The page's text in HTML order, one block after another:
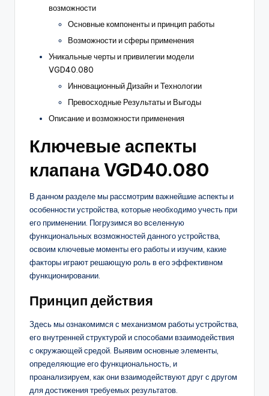
возможности
Основные компоненты и принцип работы
Возможности и сферы применения
Уникальные черты и привилегии модели
VGD40.080
Инновационный Дизайн и Технологии
Превосходные Результаты и Выгоды
Описание и возможности применения
Ключевые аспекты
клапана VGD40.080
В данном разделе мы рассмотрим важнейшие аспекты и
особенности устройства, которые необходимо учесть при
его применении. Погрузимся во вселенную
функциональных возможностей данного устройства,
освоим ключевые моменты его работы и изучим, какие
факторы играют решающую роль в его эффективном
функционировании.
Принцип действия
Здесь мы ознакомимся с механизмом работы устройства,
его внутренней структурой и способами взаимодействия
с окружающей средой. Выявим основные элементы,
определяющие его функциональность, и
проанализируем, как они взаимодействуют друг с другом
для достижения требуемых результатов.